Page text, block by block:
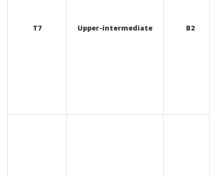
T7 Upper-intermediate B2